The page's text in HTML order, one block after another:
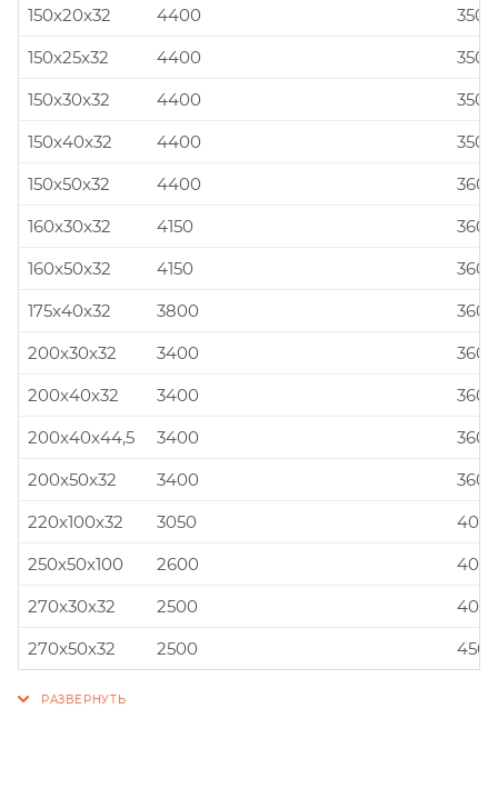
150x20x32
4400
150x25x32
4400
150x30x32
4400
150x40x32
4400
150x50x32
4400
160x30x32
4150
160x50x32
4150
175x40x32
3800
200x30x32
3400
200x40x32
3400
200x40x44,5
3400
200x50x32
3400
220x100x32
3050
250x50x100
2600
270x30x32
2500
270x50x32
2500